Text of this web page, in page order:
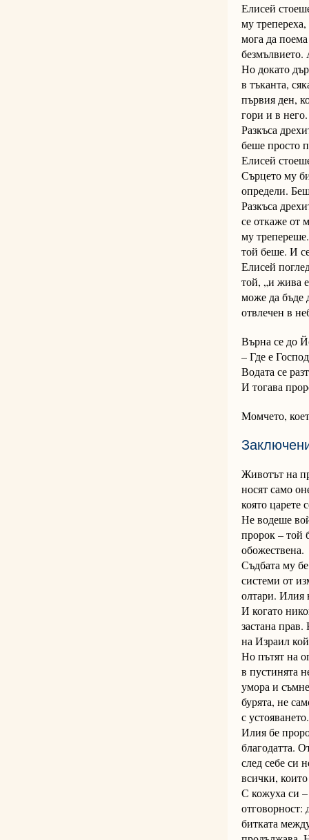
Елисей
му
мога да
безмълвието.
Но докато
в тъканта,
първия ден,
гори и в него.
Разкъса
беше просто
Елисей
Сърцето му
определи.
Разкъса
се откаже от
му
той беше. И
Елисей
той, „и жива
може да бъде
отвлечен в
Върна се до
– Где е
Водата се
И тогава
Момчето,
Животът на
носят само
която царете
Не водеше
пророк – той
обожествена.
Съдбата му
системи от
олтари. Илия
И когато
застана
на Израил
Но пътят на
в пустинята
умора и
бурята, не
с
Илия бе
благодатта.
след себе си
всички,
С кожуха си –
отговорност:
битката